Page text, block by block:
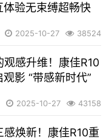
体验无束缚超畅快
2025-10-27 38524
观感升维！康佳R10
影 “带感新时代”
2025-10-27 43158
感焕新！康佳R10重